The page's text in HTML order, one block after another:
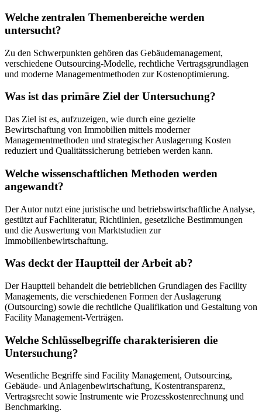
Welche zentralen Themenbereiche werden
untersucht?
Zu den Schwerpunkten gehören das Gebäudemanagement,
verschiedene Outsourcing-Modelle, rechtliche Vertragsgrundlagen
und moderne Managementmethoden zur Kostenoptimierung.
Was ist das primäre Ziel der Untersuchung?
Das Ziel ist es, aufzuzeigen, wie durch eine gezielte
Bewirtschaftung von Immobilien mittels moderner
Managementmethoden und strategischer Auslagerung Kosten
reduziert und Qualitätssicherung betrieben werden kann.
Welche wissenschaftlichen Methoden werden
angewandt?
Der Autor nutzt eine juristische und betriebswirtschaftliche Analyse,
gestützt auf Fachliteratur, Richtlinien, gesetzliche Bestimmungen
und die Auswertung von Marktstudien zur
Immobilienbewirtschaftung.
Was deckt der Hauptteil der Arbeit ab?
Der Hauptteil behandelt die betrieblichen Grundlagen des Facility
Managements, die verschiedenen Formen der Auslagerung
(Outsourcing) sowie die rechtliche Qualifikation und Gestaltung von
Facility Management-Verträgen.
Welche Schlüsselbegriffe charakterisieren die
Untersuchung?
Wesentliche Begriffe sind Facility Management, Outsourcing,
Gebäude- und Anlagenbewirtschaftung, Kostentransparenz,
Vertragsrecht sowie Instrumente wie Prozesskostenrechnung und
Benchmarking.